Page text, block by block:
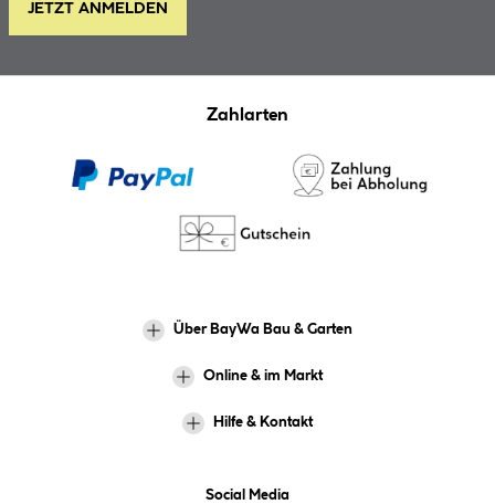
JETZT ANMELDEN
Zahlarten
Über BayWa Bau & Garten
Online & im Markt
Hilfe & Kontakt
Social Media